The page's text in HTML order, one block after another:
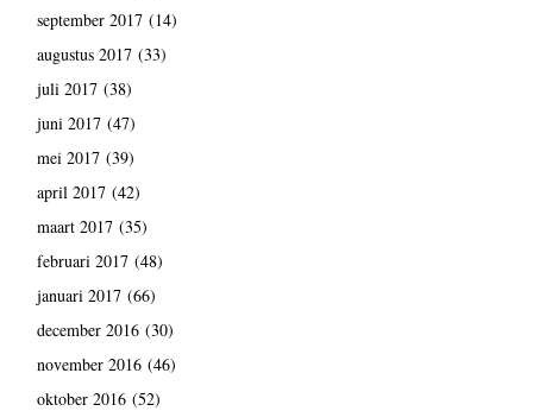
september 2017(14)
augustus 2017(33)
juli 2017(38)
juni 2017(47)
mei 2017(39)
april 2017(42)
maart 2017(35)
februari 2017(48)
januari 2017(66)
december 2016(30)
november 2016(46)
oktober 2016(52)